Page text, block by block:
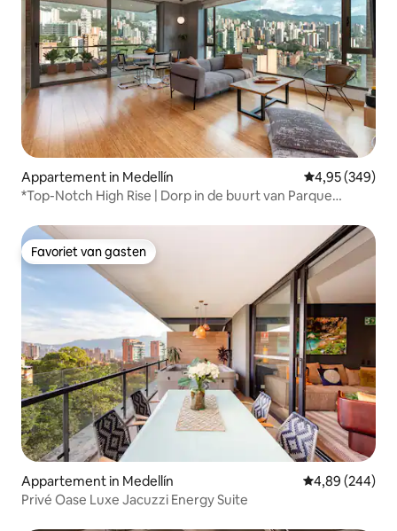
Appartement in Medellín Gemiddelde
4,95 (349)
*Top-Notch High Rise | Dorp in de buurt van Parque
Favoriet van gasten
Favoriet van gasten
Appartement in Medellín Gemiddelde
4,89 (244)
Privé Oase Luxe Jacuzzi Energy Suite